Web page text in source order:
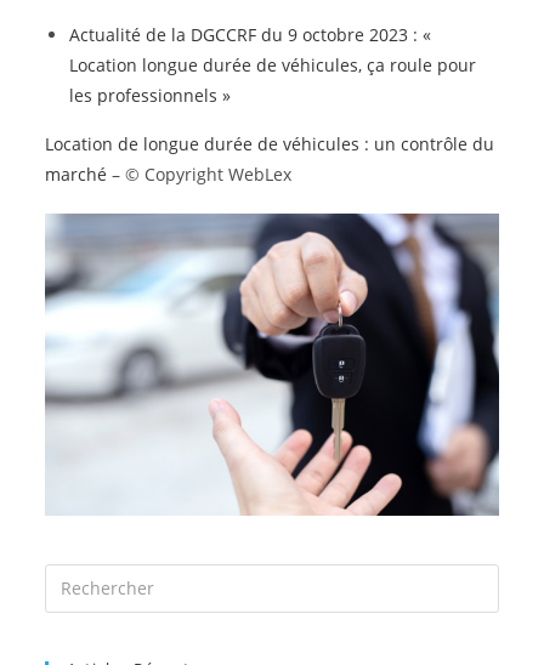
Actualité de la DGCCRF du 9 octobre 2023 : «
Location longue durée de véhicules, ça roule pour
les professionnels »
Location de longue durée de véhicules : un contrôle du
marché – © Copyright WebLex